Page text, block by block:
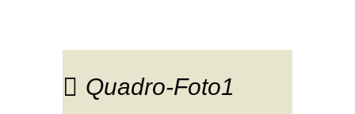
Quadro-Foto1